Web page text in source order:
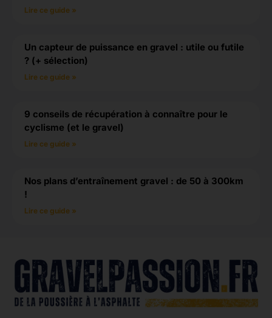
Lire ce guide »
Un capteur de puissance en gravel : utile ou futile
? (+ sélection)
Lire ce guide »
9 conseils de récupération à connaître pour le
cyclisme (et le gravel)
Lire ce guide »
Nos plans d’entraînement gravel : de 50 à 300km
!
Lire ce guide »